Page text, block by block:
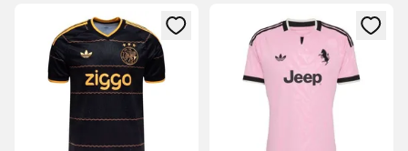
Megnyit egy modált a bejelentkezéshez vagy a tagként
Megnyit egy modált a